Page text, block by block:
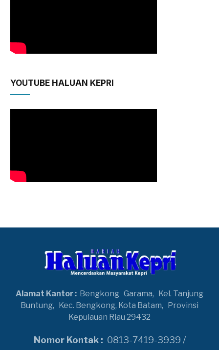
YOUTUBE HALUAN KEPRI
Alamat Kantor : Bengkong Garama, Kel. Tanjung
Buntung, Kec. Bengkong, Kota Batam, Provinsi
Kepulauan Riau 29432
Nomor Kontak : 0813-7419-3939 /